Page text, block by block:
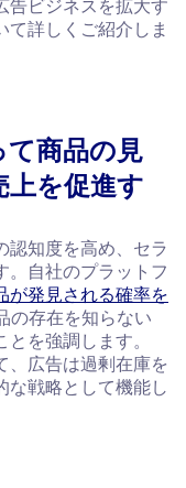
告ビジネスを拡大す
て詳しくご紹介しま
商品の見
を促進す
認知度を高め、セラ
。自社のプラットフ
が発見される確率を
の存在を知らない
を強調します。
、広告は過剰在庫を
な戦略として機能し